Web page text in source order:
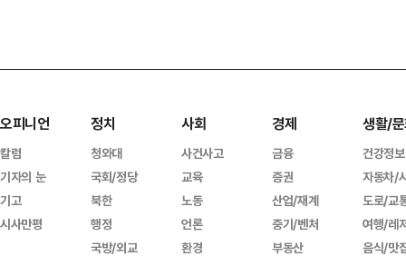
오피니언
칼럼
기자의 눈
기고
시사만평
정치
청와대
국회/정당
북한
행정
국방/외교
사회
사건사고
교육
노동
언론
환경
경제
금융
증권
산업/재계
중기/벤처
부동산
생활/
건강정보
자동차/
도로/교
여행/레
음식/맛